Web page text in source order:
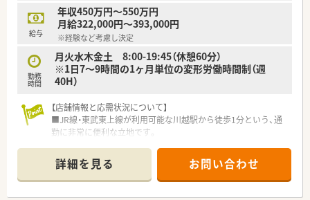
【こんな取り組みをしています】
■電子薬歴はEMシステムを採用し、各店舗のニーズに合わせて
機械化を積極的に進めています。
■施設在宅が多い店舗では自動調剤分包機を導入し、薬剤師の業
務負担軽減に努めています。
■漢方を取り扱う店舗も展開しており、希望者は研修を通じて漢
給与
年収450万円～550万円
月給322,000円～393,000円
※経験など考慮し決定
勤務
時間
月火水木金土 8:00-19:45（休憩60分）
※1日7～9時間の1ヶ月単位の変形労働時間制（週
40H）
【店舗情報と応需状況について】
■JR線・東武東上線が利用可能な川越駅から徒歩1分という、通
勤に非常に便利な立地です。
な科目の処方箋を応需します。
■処方箋枚数は1日平均200～250枚で、薬剤師は常時5～6名と
いう手厚い体制です。
詳細を見る お問い合わせ